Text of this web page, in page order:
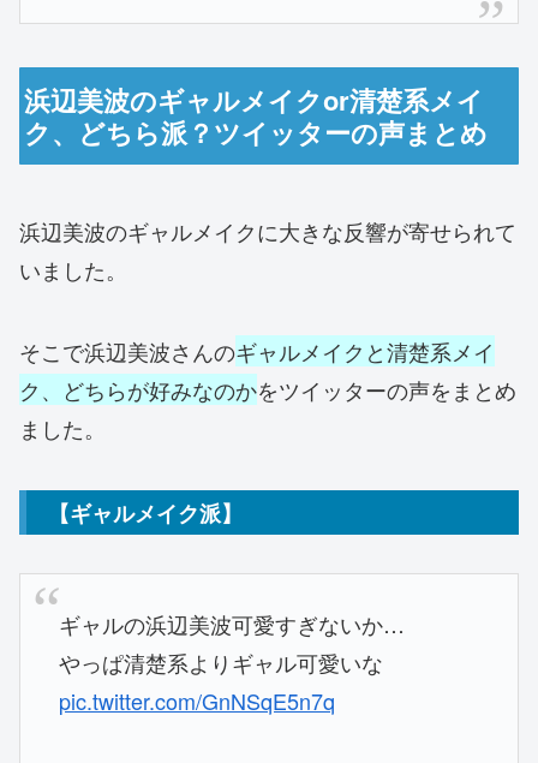
浜辺美波のギャルメイクor清楚系メイ
ク、どちら派？ツイッターの声まとめ
浜辺美波のギャルメイクに大きな反響が寄せられて
いました。
そこで浜辺美波さんのギャルメイクと清楚系メイ
ク、どちらが好みなのかをツイッターの声をまとめ
ました。
【ギャルメイク派】
ギャルの浜辺美波可愛すぎないか…
やっぱ清楚系よりギャル可愛いな
pic.twitter.com/GnNSqE5n7q